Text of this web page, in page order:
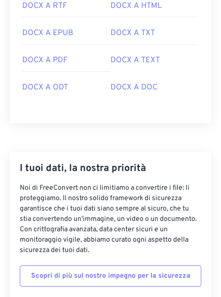
DOCX A RTF DOCX A HTML
DOCX A EPUB DOCX A TXT
DOCX A PDF DOCX A TEXT
DOCX A ODT DOCX A DOC
I tuoi dati, la nostra priorità
Noi di FreeConvert non ci limitiamo a convertire i file: li
proteggiamo. Il nostro solido framework di sicurezza
garantisce che i tuoi dati siano sempre al sicuro, che tu
stia convertendo un'immagine, un video o un documento.
Con crittografia avanzata, data center sicuri e un
monitoraggio vigile, abbiamo curato ogni aspetto della
sicurezza dei tuoi dati.
Scopri di più sul nostro impegno per la sicurezza